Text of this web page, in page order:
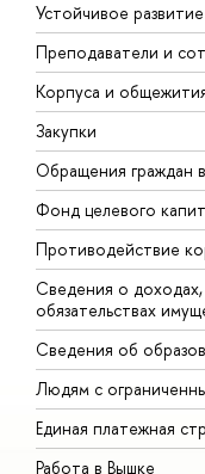
Устойчивое
Преподаватели и
Корпуса и
Закупки
Обращения
Фонд целевого
Противодействие
Сведения о
обязательствах
Сведения об
Людям с
Единая платежная
Работа в Вышке